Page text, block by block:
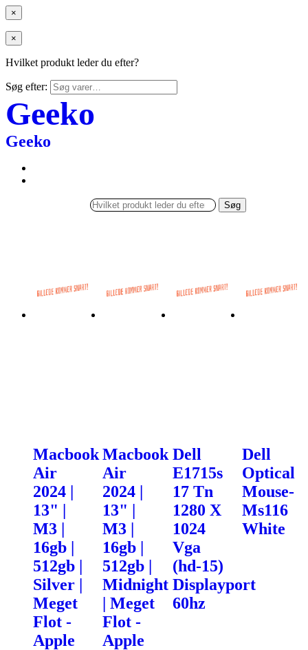
×
×
Hvilket produkt leder du efter?
Søg efter:
Geeko
Geeko
Søg
Macbook
Air
2024 |
13" |
M3 |
16gb |
512gb |
Silver |
Meget
Flot -
Apple
Macbook
Air
2024 |
13" |
M3 |
16gb |
512gb |
Midnight
| Meget
Flot -
Apple
Dell
E1715s
17 Tn
1280 X
1024
Vga
(hd-15)
Displayport
60hz
Dell
Optical
Mouse-
Ms116
White